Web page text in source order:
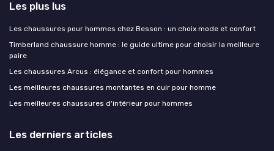
Les plus lus
Les chaussures pour hommes chez Besson : un choix mode et confort
Timberland chaussure homme : le guide ultime pour choisir la meilleure
paire
Les chaussures Arcus : élégance et confort pour hommes
Les meilleures chaussures montantes en cuir pour homme
Les meilleures chaussures d'intérieur pour hommes
Les derniers articles